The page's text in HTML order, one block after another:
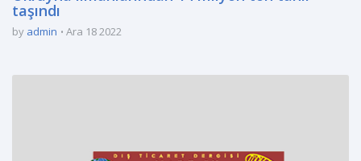
taşındı
by admin Ara 18 2022